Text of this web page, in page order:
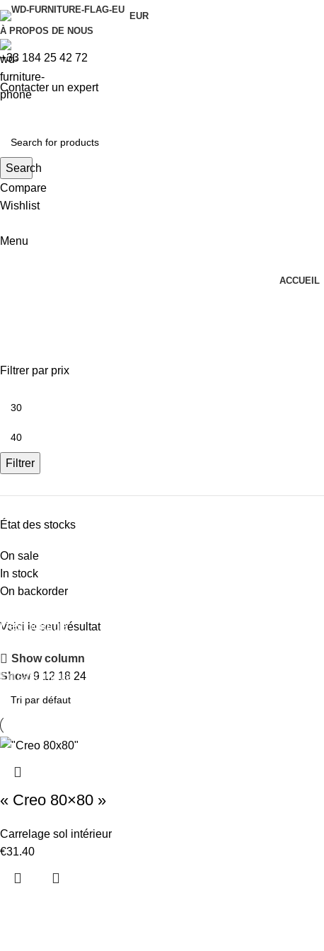
EUR
À PROPOS DE NOUS
+33 184 25 42 72
Contacter un expert
Search
Compare
Wishlist
Menu
ACCUEIL
Filtrer par prix
Filtrer
État des stocks
On sale
In stock
On backorder
Déstockage
Remise jusqu'à 50%
En savoir plus
Voici le seul résultat
Show column
Show 9 12 18 24
« Creo 80×80 »
Carrelage sol intérieur
€31.40